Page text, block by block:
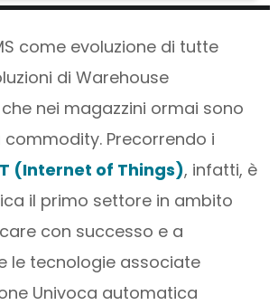
come evoluzione di tutte
di Warehouse
nei magazzini ormai sono
Precorrendo i
(Internet of Things), infatti, è
il primo settore in ambito
con successo e a
le tecnologie associate
Univoca automatica